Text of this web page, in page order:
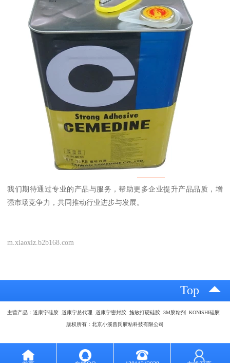
我们期待通过专业的产品与服务，帮助更多企业提升产品品质，增
强市场竞争力，共同推动行业进步与发展。
m.xiaoxiz.b2b168.com
Top
主营产品：道康宁硅胶 道康宁总代理 道康宁密封胶 施敏打硬硅胶 3M胶粘剂 KONISHI硅胶
版权所有：北京小溪曾氏胶粘科技有限公司